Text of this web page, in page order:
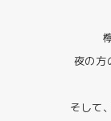
夜の方
そして